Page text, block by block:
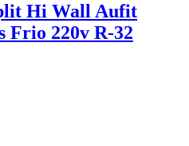
Hi Wall Aufit
Frio 220v R-32